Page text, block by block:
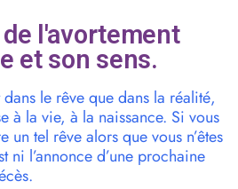
l'avortement
et son sens.
le rêve que dans la réalité,
à la vie, à la naissance. Si vous
un tel rêve alors que vous n’êtes
ni l’annonce d’une prochaine